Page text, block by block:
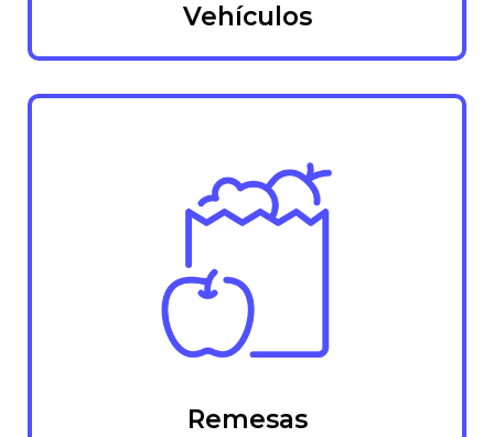
Vehículos
Remesas